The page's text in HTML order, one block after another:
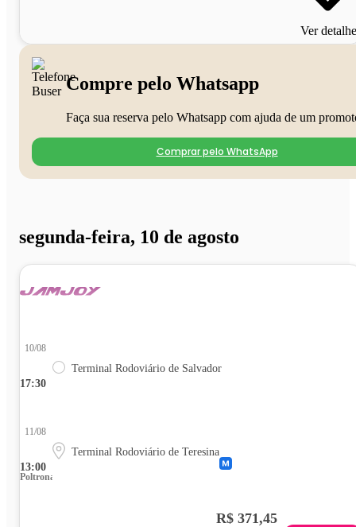
Ver
Compre pelo Whatsapp
Faça sua reserva pelo Whatsapp com ajuda de um
Comprar pelo WhatsApp
segunda-feira, 10 de agosto
17:30
10/08
Terminal Rodoviário de Salvador
13:00
11/08
Terminal Rodoviário de Teresina
Poltrona
R$ 371,45